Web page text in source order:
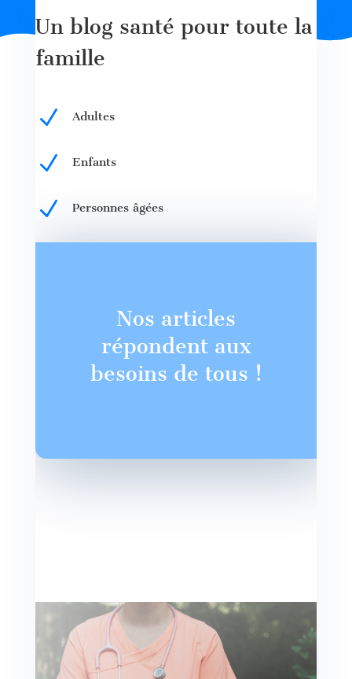
Un blog santé pour toute la
famille
N Adultes
N Enfants
N Personnes âgées
Nos articles
répondent aux
besoins de tous !